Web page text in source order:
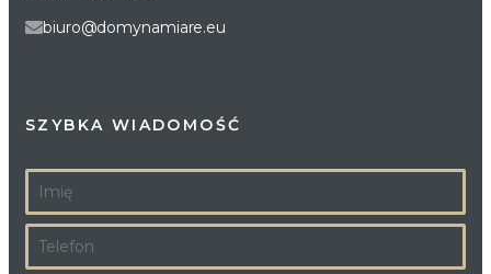
biuro@domynamiare.eu
SZYBKA WIADOMOŚĆ